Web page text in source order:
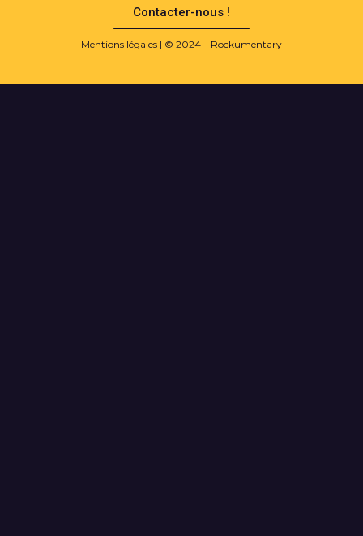
Contacter-nous !
Mentions légales | © 2024 – Rockumentary